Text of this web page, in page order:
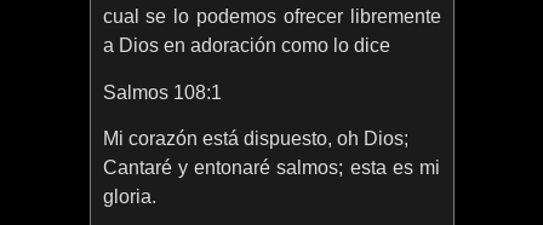
cual se lo podemos ofrecer libremente
a Dios en adoración como lo dice
Salmos 108:1
Mi corazón está dispuesto, oh Dios;
Cantaré y entonaré salmos; esta es mi
gloria.